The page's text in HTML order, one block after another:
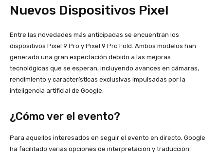
Nuevos Dispositivos Pixel
Entre las novedades más anticipadas se encuentran los
dispositivos Pixel 9 Pro y Pixel 9 Pro Fold. Ambos modelos han
generado una gran expectación debido a las mejoras
tecnológicas que se esperan, incluyendo avances en cámaras,
rendimiento y características exclusivas impulsadas por la
inteligencia artificial de Google.
¿Cómo ver el evento?
Para aquellos interesados en seguir el evento en directo, Google
ha facilitado varias opciones de interpretación y traducción: